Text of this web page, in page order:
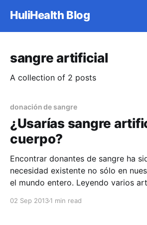
HuliHealth Blog
sangre artificial
A collection of 2 posts
donación de sangre
¿Usarías sangre
cuerpo?
Encontrar donantes de sangre ha
necesidad existente no sólo en
el mundo entero. Leyendo varios artículos me
creación de sangre artificial. Según un artículo
02 Sep 20131 min read